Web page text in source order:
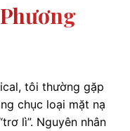
tôi thường gặp
chục loại mặt nạ
lì”. Nguyên nhân